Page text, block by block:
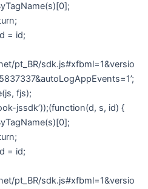
= id;
pt_BR/sdk.js#xfbml=1&versio
fjs);
jssdk’));(function(d, s, id) {
= id;
pt_BR/sdk.js#xfbml=1&versio